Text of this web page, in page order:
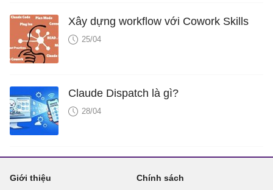
Xây dựng workflow với Cowork Skills
25/04
Claude Dispatch là gì?
28/04
Giới thiệu
Chính sách